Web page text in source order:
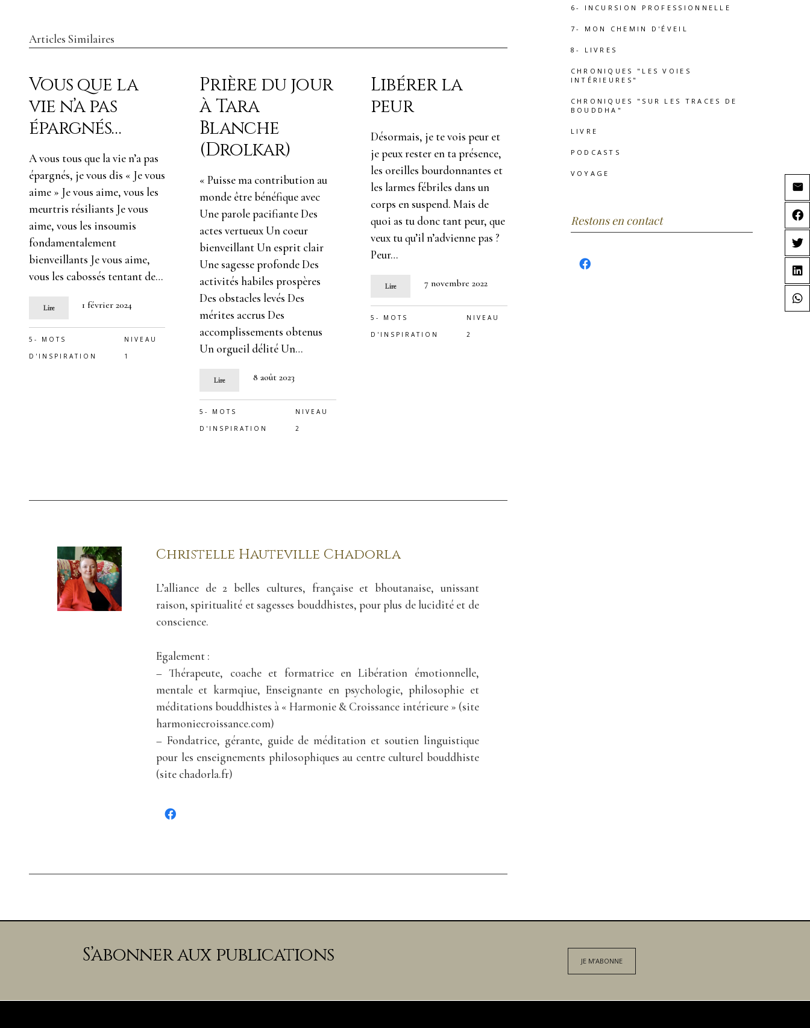
Articles Similaires
Vous que la
vie n’a pas
épargnés…
A vous tous que la vie n’a pas
épargnés, je vous dis « Je vous
aime » Je vous aime, vous les
meurtris résiliants Je vous
aime, vous les insoumis
fondamentalement
bienveillants Je vous aime,
vous les cabossés tentant de…
Lire 1 février 2024
5- MOTS
D'INSPIRATION
NIVEAU
1
Prière du jour
à Tara
Blanche
(Drolkar)
« Puisse ma contribution au
monde être bénéfique avec
Une parole pacifiante Des
actes vertueux Un coeur
bienveillant Un esprit clair
Une sagesse profonde Des
activités habiles prospères
Des obstacles levés Des
mérites accrus Des
accomplissements obtenus
Un orgueil délité Un…
Lire 8 août 2023
5- MOTS
D'INSPIRATION
NIVEAU
2
Libérer la
peur
Désormais, je te vois peur et
je peux rester en ta présence,
les oreilles bourdonnantes et
les larmes fébriles dans un
corps en suspend. Mais de
quoi as tu donc tant peur, que
veux tu qu’il n’advienne pas ?
Peur…
Lire 7 novembre 2022
5- MOTS
D'INSPIRATION
NIVEAU
2
Christelle Hauteville Chadorla
L’alliance de 2 belles cultures, française et bhoutanaise, unissant
raison, spiritualité et sagesses bouddhistes, pour plus de lucidité et de
conscience.
Egalement :
– Thérapeute, coache et formatrice en Libération émotionnelle,
mentale et karmqiue, Enseignante en psychologie, philosophie et
méditations bouddhistes à « Harmonie & Croissance intérieure » (site
harmoniecroissance.com)
– Fondatrice, gérante, guide de méditation et soutien linguistique
pour les enseignements philosophiques au centre culturel bouddhiste
(site chadorla.fr)
6- INCURSION PROFESSIONNELLE
7- MON CHEMIN D'ÉVEIL
8- LIVRES
CHRONIQUES "LES VOIES
INTÉRIEURES"
CHRONIQUES "SUR LES TRACES DE
BOUDDHA"
LIVRE
PODCASTS
VOYAGE
Restons en contact
S’abonner aux publications JE M’ABONNE